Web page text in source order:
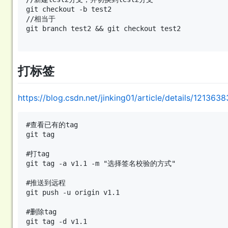
git checkout -b test2
//相当于
git branch test2 && git checkout test2
打标签
https://blog.csdn.net/jinking01/article/details/
#查看已有的tag
git tag
#打tag
git tag -a v1.1 -m "选择签名校验的方式"
#推送到远程
git push -u origin v1.1
#删除tag
git tag -d v1.1